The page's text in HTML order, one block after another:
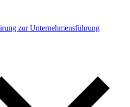
zur Unternehmensführung